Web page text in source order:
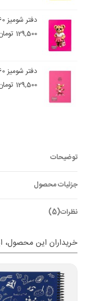
دفتر شومیز 60 برگ وزیری مازلاین - کد 6031013
129,500 تومان
دفتر شومیز 60 برگ وزیری مازلاین - کد 6031021
129,500 تومان
توضیحات
جزئیات محصول
نظرات(5)
خریداران این محصول،